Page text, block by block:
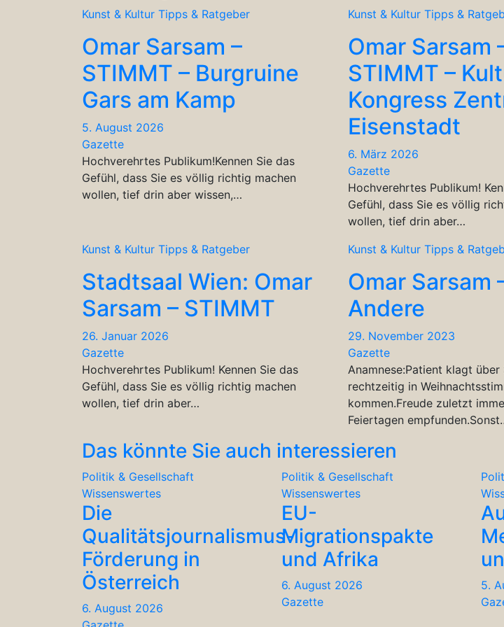
Kunst & Kultur Tipps & Ratgeber
Omar Sarsam –
STIMMT – Burgruine
Gars am Kamp
5. August 2026
Gazette
Hochverehrtes Publikum!Kennen Sie das
Gefühl, dass Sie es völlig richtig machen
wollen, tief drin aber wissen,…
Kunst & Kultur Tipps &
Omar Sarsam
STIMMT –
Kongress
Eisenstadt
6. März 2026
Gazette
Hochverehrtes Publikum!
Gefühl, dass Sie es völlig
wollen, tief drin aber…
Kunst & Kultur Tipps & Ratgeber
Stadtsaal Wien: Omar
Sarsam – STIMMT
26. Januar 2026
Gazette
Hochverehrtes Publikum! Kennen Sie das
Gefühl, dass Sie es völlig richtig machen
wollen, tief drin aber…
Kunst & Kultur Tipps &
Omar Sarsam
Andere
29. November 2023
Gazette
Anamnese:Patient klagt
rechtzeitig in
kommen.Freude zuletzt
Feiertagen
Das könnte Sie auch interessieren
Politik & Gesellschaft
Wissenswertes
Die
Qualitätsjournalismus-
Förderung in
Österreich
6. August 2026
Politik & Gesellschaft
Wissenswertes
EU-
Migrationspakte
und Afrika
6. August 2026
Gazette
5.